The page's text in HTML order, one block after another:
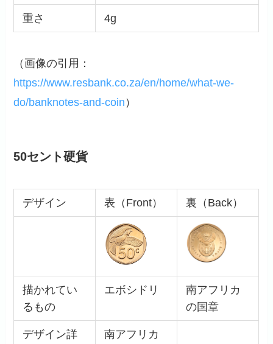
重さ 4g
（画像の引用：
https://www.resbank.co.za/en/home/what-we-
do/banknotes-and-coin ）
50セント硬貨
デザイン 表（Front） 裏（Back）
描かれてい
るもの
エボシドリ
南アフリカ
の国章
デザイン詳
南アフリカ